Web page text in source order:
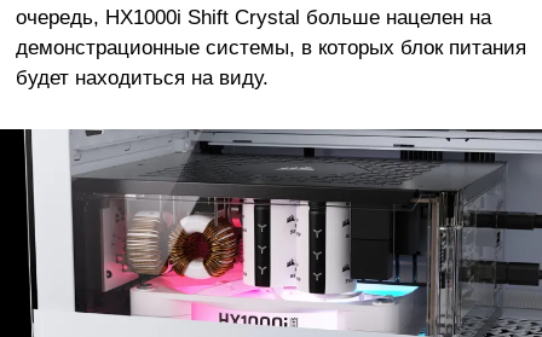
очередь, HX1000i Shift Crystal больше нацелен на
демонстрационные системы, в которых блок питания
будет находиться на виду.